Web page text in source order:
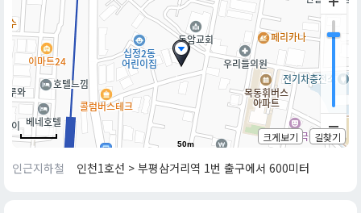
50m
크게보기 길찾기
인근지하철 인천1호선 > 부평삼거리역 1번 출구에서 600미터